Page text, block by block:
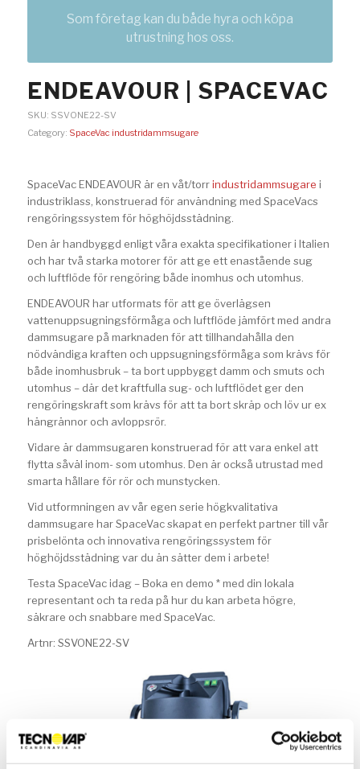
Som företag kan du både hyra och köpa
utrustning hos oss.
ENDEAVOUR | SPACEVAC
SKU: SSVONE22-SV
Category: SpaceVac industridammsugare
SpaceVac ENDEAVOUR är en våt/torrindustridammsugare i
industriklass, konstruerad för användning med SpaceVacs
rengöringssystem för höghöjdsstädning.
Den är handbyggd enligt våra exakta specifikationer i Italien
och har två starka motorer för att ge ett enastående sug
och luftflöde för rengöring både inomhus och utomhus.
ENDEAVOUR har utformats för att ge överlägsen
vattenuppsugningsförmåga och luftflöde jämfört med andra
dammsugare på marknaden för att tillhandahålla den
nödvändiga kraften och uppsugningsförmåga som krävs för
både inomhusbruk – ta bort uppbyggt damm och smuts och
utomhus – där det kraftfulla sug- och luftflödet ger den
rengöringskraft som krävs för att ta bort skräp och löv ur ex
hängrännor och avloppsrör.
Vidare är dammsugaren konstruerad för att vara enkel att
flytta såväl inom- som utomhus. Den är också utrustad med
smarta hållare för rör och munstycken.
Vid utformningen av vår egen serie högkvalitativa
dammsugare har SpaceVac skapat en perfekt partner till vår
prisbelönta och innovativa rengöringssystem för
höghöjdsstädning var du än sätter dem i arbete!
Testa SpaceVac idag – Boka en demo * med din lokala
representant och ta reda på hur du kan arbeta högre,
säkrare och snabbare med SpaceVac.
Artnr: SSVONE22-SV